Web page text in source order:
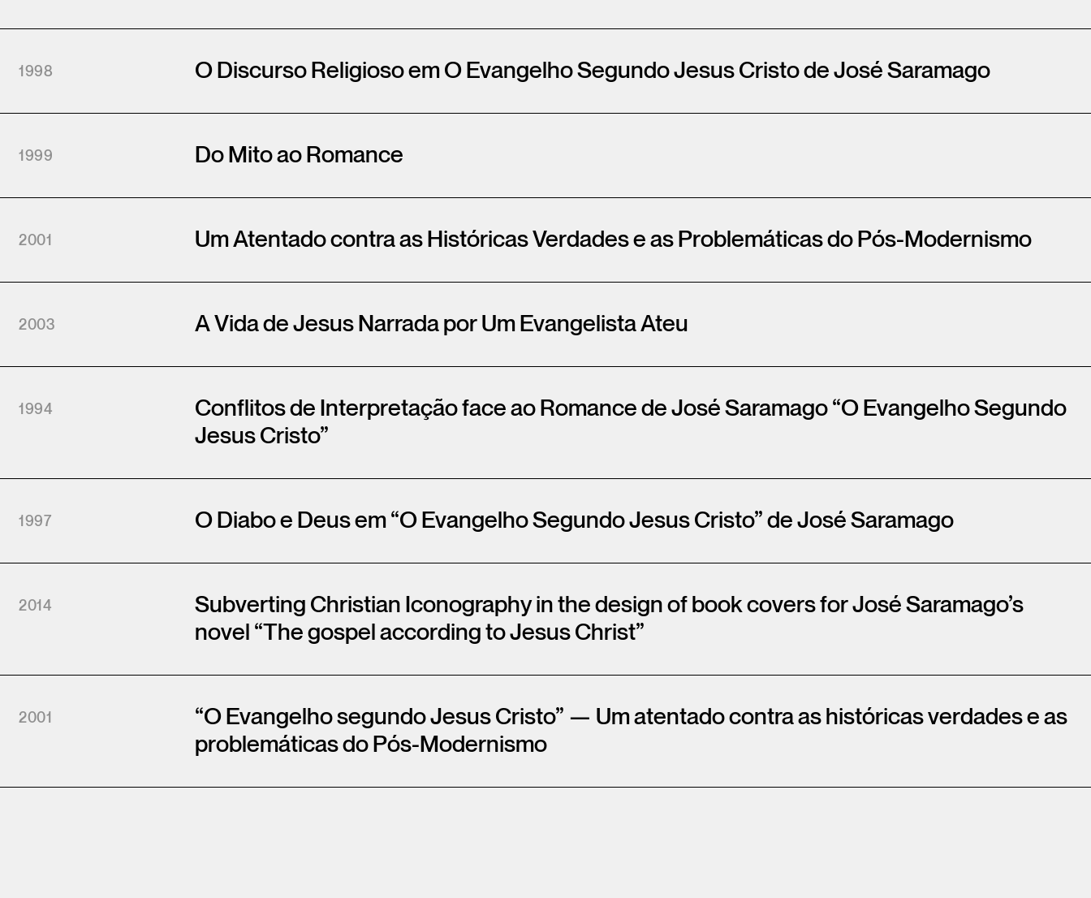
O Discurso Religioso em O Evangelho Segundo Jesus Cristo de José Saramago
1998
Do Mito ao Romance
1999
Um Atentado contra as Históricas Verdades e as Problemáticas do Pós-Modernismo
2001
A Vida de Jesus Narrada por Um Evangelista Ateu
2003
Conflitos de Interpretação face ao Romance de José Saramago “O Evangelho Segundo
Jesus Cristo”
1994
O Diabo e Deus em “O Evangelho Segundo Jesus Cristo” de José Saramago
1997
Subverting Christian Iconography in the design of book covers for José Saramago’s
novel “The gospel according to Jesus Christ”
2014
“O Evangelho segundo Jesus Cristo” — Um atentado contra as históricas verdades e as
problemáticas do Pós-Modernismo
2001